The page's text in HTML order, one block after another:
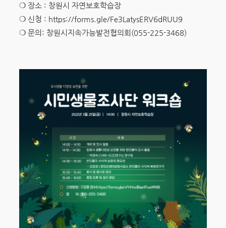
❍ 장소 : 창원시 자연보호학습장
❍ 신청 : https://forms.gle/Fe3LatysERV6dRUU9
❍ 문의: 창원시지속가능발전협의회(055-225-3468)